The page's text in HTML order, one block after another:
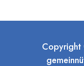
Copyright